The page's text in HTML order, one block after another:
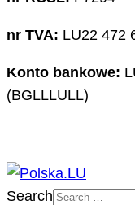
nr TVA: LU22 472
Konto bankowe:
(BGLLLULL)
Search